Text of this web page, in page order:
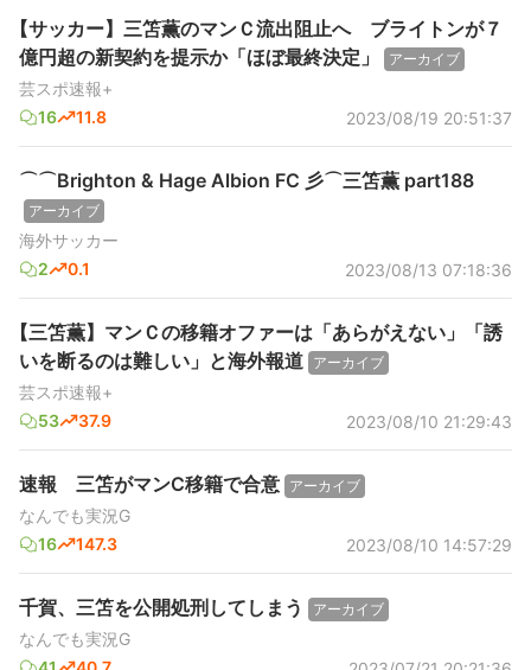
【サッカー】三笘薫のマンＣ流出阻止へ ブライトンが７
億円超の新契約を提示か「ほぼ最終決定」
アーカイブ
芸スポ速報+
16
11.8 2023/08/19 20:51:37
⌒⌒Brighton & Hage Albion FC 彡⌒三笘薫 part188
アーカイブ
海外サッカー
2
0.1 2023/08/13 07:18:36
【三笘薫】マンＣの移籍オファーは「あらがえない」「誘
いを断るのは難しい」と海外報道 アーカイブ
芸スポ速報+
53
37.9 2023/08/10 21:29:43
速報 三笘がマンC移籍で合意 アーカイブ
なんでも実況G
16
147.3 2023/08/10 14:57:29
千賀、三笘を公開処刑してしまう アーカイブ
なんでも実況G